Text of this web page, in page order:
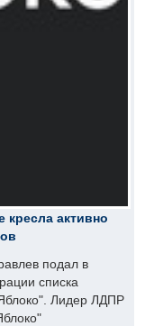
кресла активно
подал в
списка
Лидер ЛДПР